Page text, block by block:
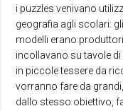
i puzzles venivano
geografia agli scolari:
modelli erano
incollavano su tavole
in piccole tessere da
vorranno fare da
dallo stesso obiettivo,